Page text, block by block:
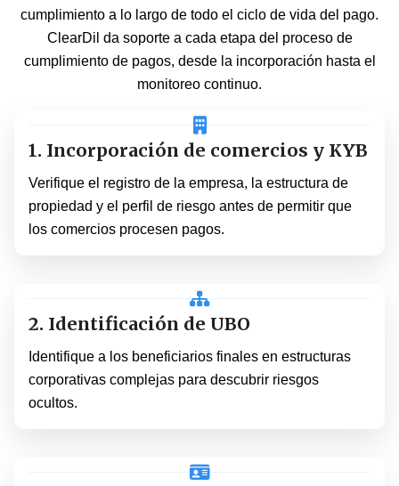
cumplimiento a lo largo de todo el ciclo de vida del pago.
ClearDil da soporte a cada etapa del proceso de
cumplimiento de pagos, desde la incorporación hasta el
monitoreo continuo.
1. Incorporación de comercios y KYB
Verifique el registro de la empresa, la estructura de
propiedad y el perfil de riesgo antes de permitir que
los comercios procesen pagos.
2. Identificación de UBO
Identifique a los beneficiarios finales en estructuras
corporativas complejas para descubrir riesgos
ocultos.